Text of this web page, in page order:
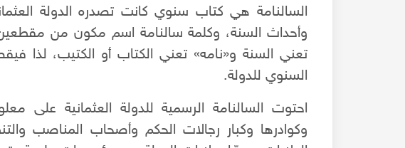
السالنامة هي كتاب سنوي كانت تصدره الدولة
وأحداث السنة، وكلمة سالنامة اسم مكون من
تعني السنة و«نامه» تعني الكتاب أو الكتيب، لذا
السنوي للدولة.
احتوت السالنامة الرسمية للدولة العثمانية على
وكوادرها وكبار رجالات الحكم وأصحاب المناصب